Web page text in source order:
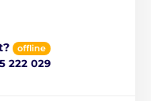
offline
222 029